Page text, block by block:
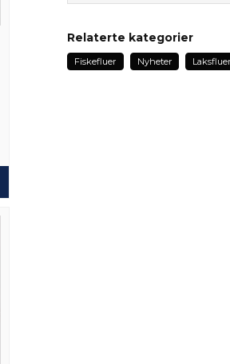
Spør oss om noe om
Relaterte kategorier
Fiskefluer Nyheter